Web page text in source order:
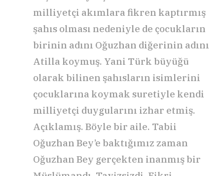
milliyetçi akımlara fikren kaptırmış
şahıs olması nedeniyle de çocukların
birinin adını Oğuzhan diğerinin adını
Atilla koymuş. Yani Türk büyüğü
olarak bilinen şahısların isimlerini
çocuklarına koymak suretiyle kendi
milliyetçi duygularını izhar etmiş.
Açıklamış. Böyle bir aile. Tabii
Oğuzhan Bey’e baktığımız zaman
Oğuzhan Bey gerçekten inanmış bir